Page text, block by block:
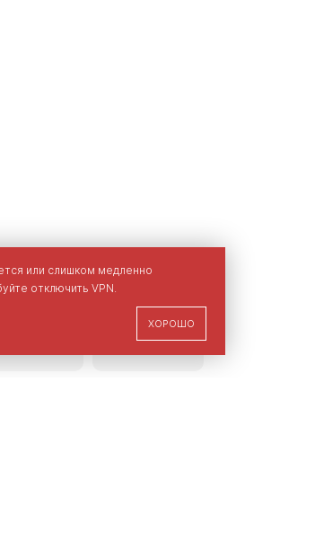
Наличие
или слишком медленно
отключить VPN.
ХОРОШО